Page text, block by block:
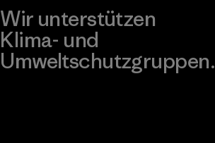
Wir unterstützen
Klima- und
Umweltschutzgruppen.